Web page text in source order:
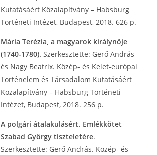
Kutatásáért Közalapítvány – Habsburg
Történeti Intézet, Budapest, 2018. 626 p.
Mária Terézia, a magyarok királynője
(1740-1780). Szerkesztette: Gerő András
és Nagy Beatrix. Közép- és Kelet-európai
Történelem és Társadalom Kutatásáért
Közalapítvány – Habsburg Történeti
Intézet, Budapest, 2018. 256 p.
A polgári átalakulásért. Emlékkötet
Szabad György tiszteletére.
Szerkesztette: Gerő András. Közép- és